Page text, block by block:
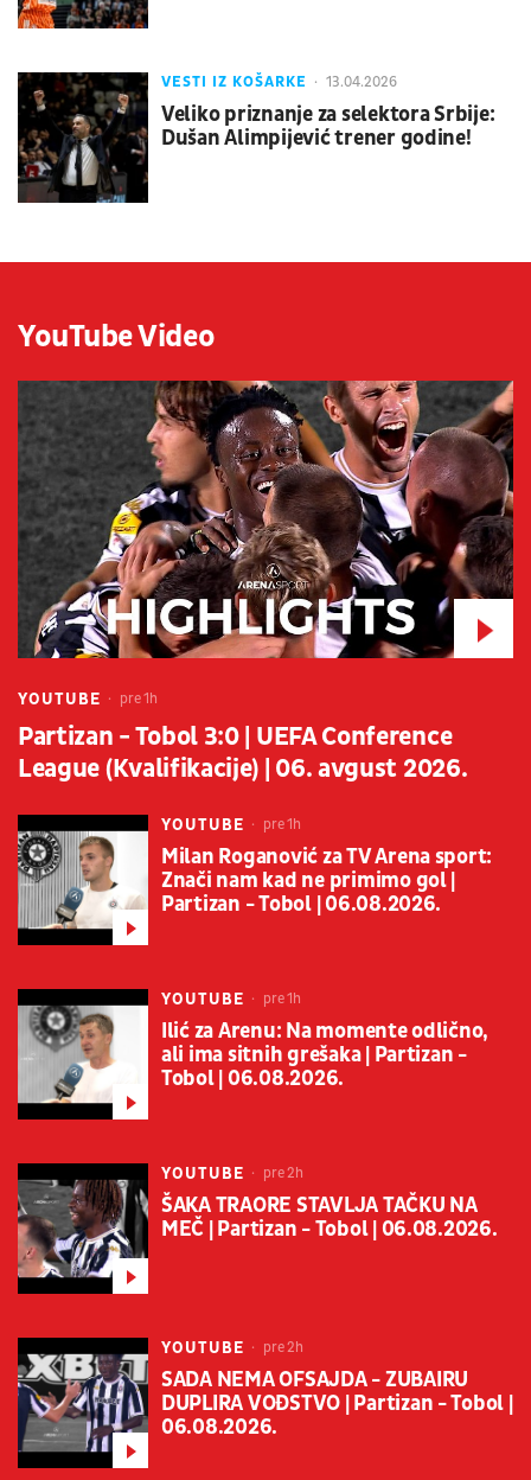
VESTI IZ KOŠARKE 13.04.2026
Veliko priznanje za selektora Srbije:
Dušan Alimpijević trener godine!
YouTube Video
YOUTUBE pre 1h
Partizan - Tobol 3:0 | UEFA Conference
League (Kvalifikacije) | 06. avgust 2026.
YOUTUBE pre 1h
Milan Roganović za TV Arena sport:
Znači nam kad ne primimo gol |
Partizan - Tobol | 06.08.2026.
YOUTUBE pre 1h
Ilić za Arenu: Na momente odlično,
ali ima sitnih grešaka | Partizan -
Tobol | 06.08.2026.
YOUTUBE pre 2h
ŠAKA TRAORE STAVLJA TAČKU NA
MEČ | Partizan - Tobol | 06.08.2026.
YOUTUBE pre 2h
SADA NEMA OFSAJDA - ZUBAIRU
DUPLIRA VOĐSTVO | Partizan - Tobol |
06.08.2026.